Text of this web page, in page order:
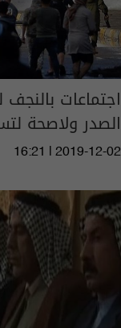
اجتماعات
الصدر ولاصحة
16:21 | 2019-12-02